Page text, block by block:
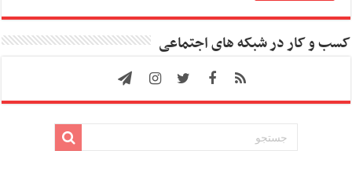
کسب و کار در شبکه های اجتماعی